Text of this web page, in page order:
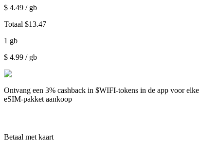
$ 4.49 / gb
Totaal $13.47
1 gb
$ 4.99 / gb
Ontvang een 3% cashback in $WIFI-tokens in de app voor elke
eSIM-pakket aankoop
Betaal met kaart